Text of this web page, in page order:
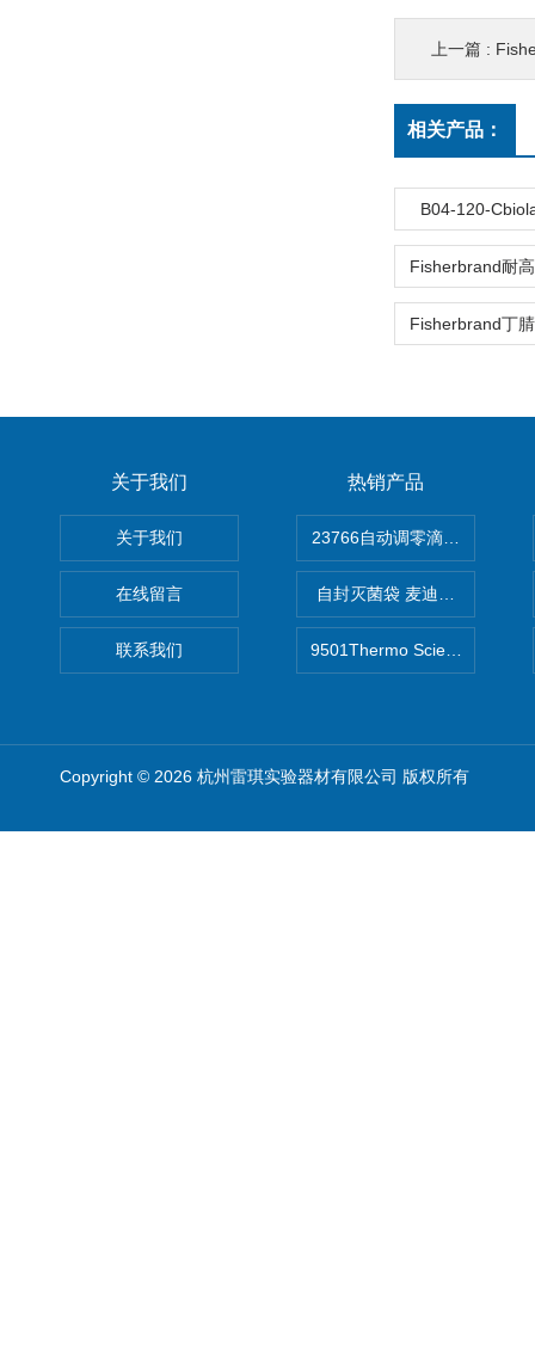
上一篇 :
相关产品：
B04-120-
关于我们
关于我们
在线留言
联系我们
热销产品
自封灭菌袋 麦迪康Medicom
9501Thermo Scientific S1移
Copyright © 2026 杭州雷琪实验器材有限公司 版权所有